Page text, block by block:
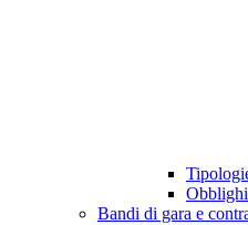
Bandi di gara e